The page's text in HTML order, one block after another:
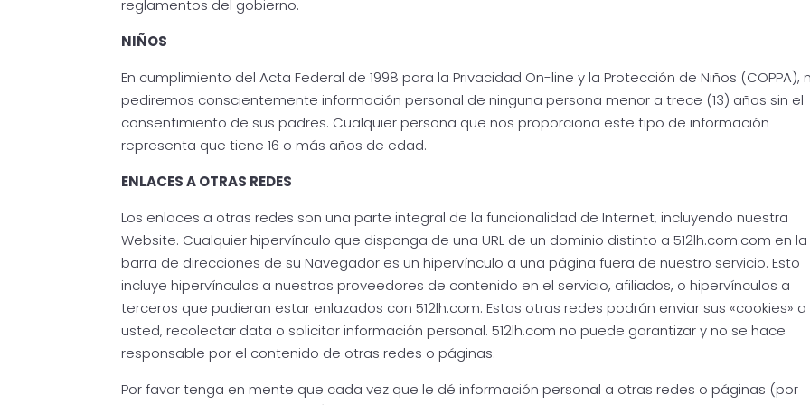
reglamentos del gobierno.
NIÑOS
En cumplimiento del Acta Federal de 1998 para la Privacidad On-line y la Protección de Niños (COPPA),
pediremos conscientemente información personal de ninguna persona menor a trece (13) años sin el
consentimiento de sus padres. Cualquier persona que nos proporciona este tipo de información
representa que tiene 16 o más años de edad.
ENLACES A OTRAS REDES
Los enlaces a otras redes son una parte integral de la funcionalidad de Internet, incluyendo nuestra
Website. Cualquier hipervínculo que disponga de una URL de un dominio distinto a 512lh.com.com en la
barra de direcciones de su Navegador es un hipervínculo a una página fuera de nuestro servicio. Esto
incluye hipervínculos a nuestros proveedores de contenido en el servicio, afiliados, o hipervínculos a
terceros que pudieran estar enlazados con 512lh.com. Estas otras redes podrán enviar sus «cookies» a
usted, recolectar data o solicitar información personal. 512lh.com no puede garantizar y no se hace
responsable por el contenido de otras redes o páginas.
Por favor tenga en mente que cada vez que le dé información personal a otras redes o páginas (por